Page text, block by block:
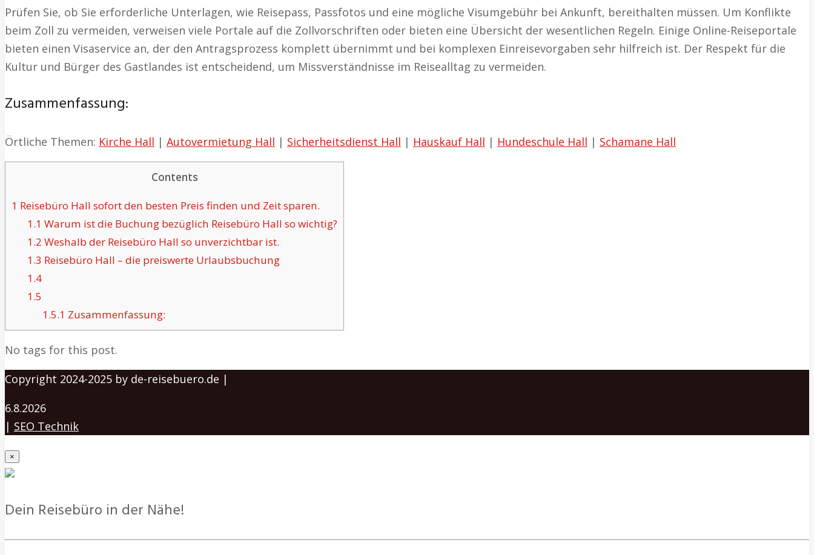
Prüfen Sie, ob Sie erforderliche Unterlagen, wie Reisepass, Passfotos und eine mögliche Visumgebühr bei Ankunft, bereithalten müssen. Um Konflikte
beim Zoll zu vermeiden, verweisen viele Portale auf die Zollvorschriften oder bieten eine Übersicht der wesentlichen Regeln. Einige Online-Reiseportale
bieten einen Visaservice an, der den Antragsprozess komplett übernimmt und bei komplexen Einreisevorgaben sehr hilfreich ist. Der Respekt für die
Kultur und Bürger des Gastlandes ist entscheidend, um Missverständnisse im Reisealltag zu vermeiden.
Zusammenfassung:
Örtliche Themen: Kirche Hall | Autovermietung Hall | Sicherheitsdienst Hall | Hauskauf Hall | Hundeschule Hall | Schamane Hall
Contents
1 Reisebüro Hall sofort den besten Preis finden und Zeit sparen.
1.1 Warum ist die Buchung bezüglich Reisebüro Hall so wichtig?
1.2 Weshalb der Reisebüro Hall so unverzichtbar ist.
1.3 Reisebüro Hall – die preiswerte Urlaubsbuchung
1.4
1.5
1.5.1 Zusammenfassung:
No tags for this post.
Copyright 2024-2025 by de-reisebuero.de |
6.8.2026
| SEO Technik
×
Dein Reisebüro in der Nähe!